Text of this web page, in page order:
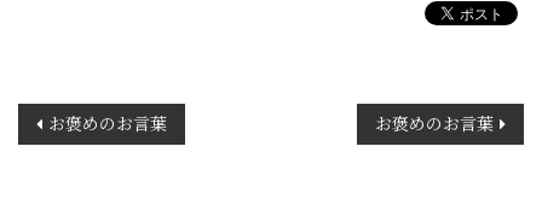
稿
お褒めのお言葉 お褒めのお言葉